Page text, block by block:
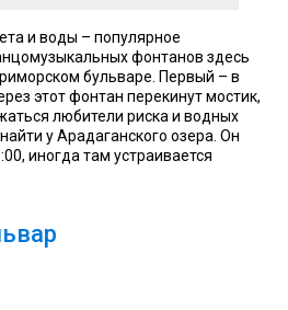
и воды – популярное
фонтанов здесь
бульваре. Первый – в
этот фонтан перекинут мостик,
любители риска и водных
у Арадаганского озера. Он
иногда там устраивается